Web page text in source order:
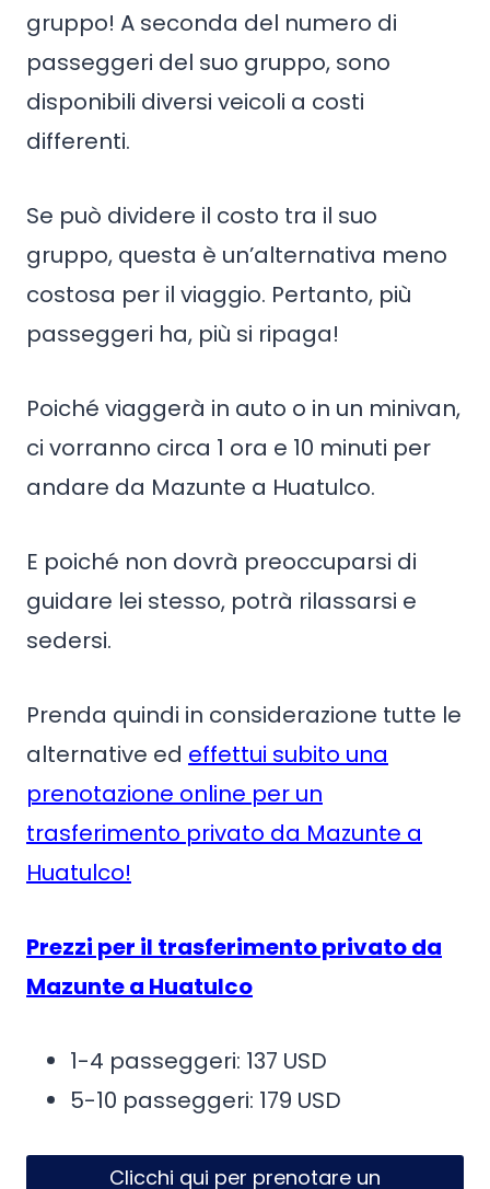
gruppo! A seconda del numero di
passeggeri del suo gruppo, sono
disponibili diversi veicoli a costi
differenti.
Se può dividere il costo tra il suo
gruppo, questa è un’alternativa meno
costosa per il viaggio. Pertanto, più
passeggeri ha, più si ripaga!
Poiché viaggerà in auto o in un minivan,
ci vorranno circa 1 ora e 10 minuti per
andare da Mazunte a Huatulco.
E poiché non dovrà preoccuparsi di
guidare lei stesso, potrà rilassarsi e
sedersi.
Prenda quindi in considerazione tutte le
alternative ed effettui subito una
prenotazione online per un
trasferimento privato da Mazunte a
Huatulco!
Prezzi per il trasferimento privato da
Mazunte a Huatulco
1-4 passeggeri: 137 USD
5-10 passeggeri: 179 USD
Clicchi qui per prenotare un